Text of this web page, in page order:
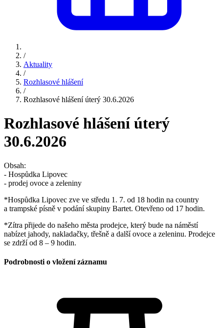
/
Aktuality
/
Rozhlasové hlášení
/
Rozhlasové hlášení úterý 30.6.2026
Rozhlasové hlášení úterý
30.6.2026
Obsah:
- Hospůdka Lipovec
- prodej ovoce a zeleniny
*Hospůdka Lipovec zve ve středu 1. 7. od 18 hodin na country
a trampské písně v podání skupiny Bartet. Otevřeno od 17 hodin.
*Zítra přijede do našeho města prodejce, který bude na náměstí
nabízet jahody, nakladačky, třešně a další ovoce a zeleninu. Prodejce
se zdrží od 8 – 9 hodin.
Podrobnosti o vložení záznamu